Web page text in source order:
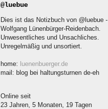
@luebue
Dies ist das Notizbuch von @luebue -
Wolfgang Lünenbürger-Reidenbach.
Unwesentliches und Unsachliches.
Unregelmäßig und unsortiert.
home: luenenbuerger.de
mail: blog bei haltungsturnen de-eh
Online seit
23 Jahren, 5 Monaten, 19 Tagen